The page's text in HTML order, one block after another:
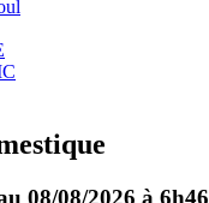
08/08/2026 à 6h46